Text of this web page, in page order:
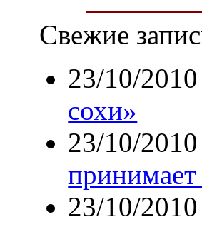
Свежие
23/10/
сохи»
23/10/
принимает
23/10/